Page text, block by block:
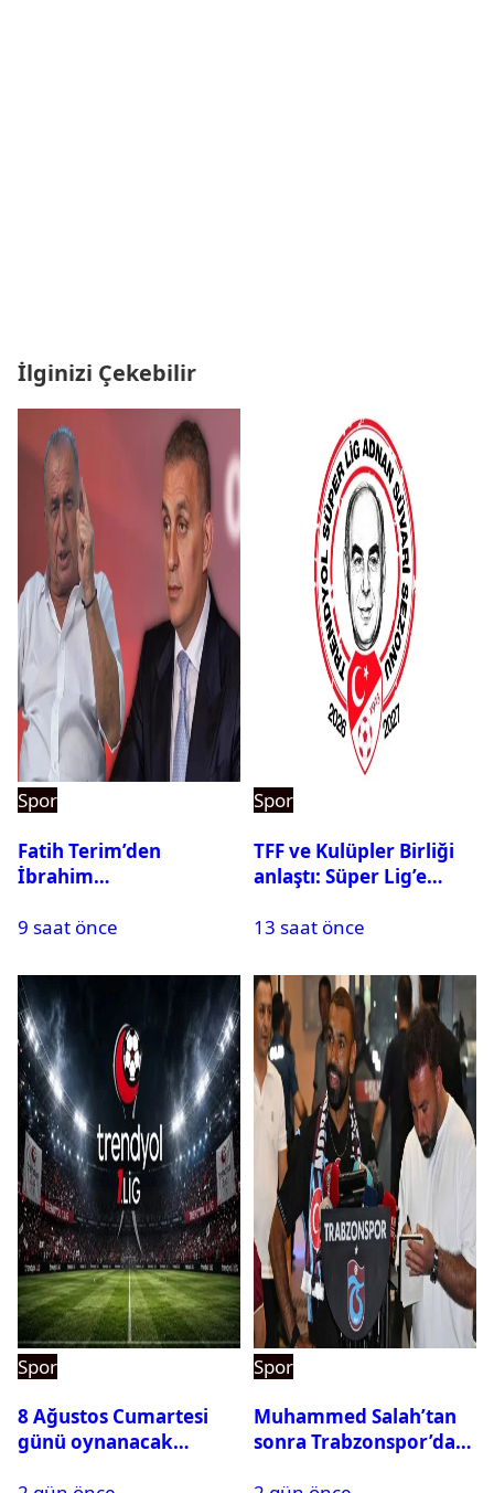
İlginizi Çekebilir
Spor
Fatih Terim’den
İbrahim
cevap: İkili arasındaki
9 saat önce
Spor
TFF ve Kulüpler Birliği
anlaştı: Süper Lig’e
13 saat önce
Spor
8 Ağustos Cumartesi
günü oynanacak
Spor
Muhammed Salah’tan
sonra Trabzonspor’dan